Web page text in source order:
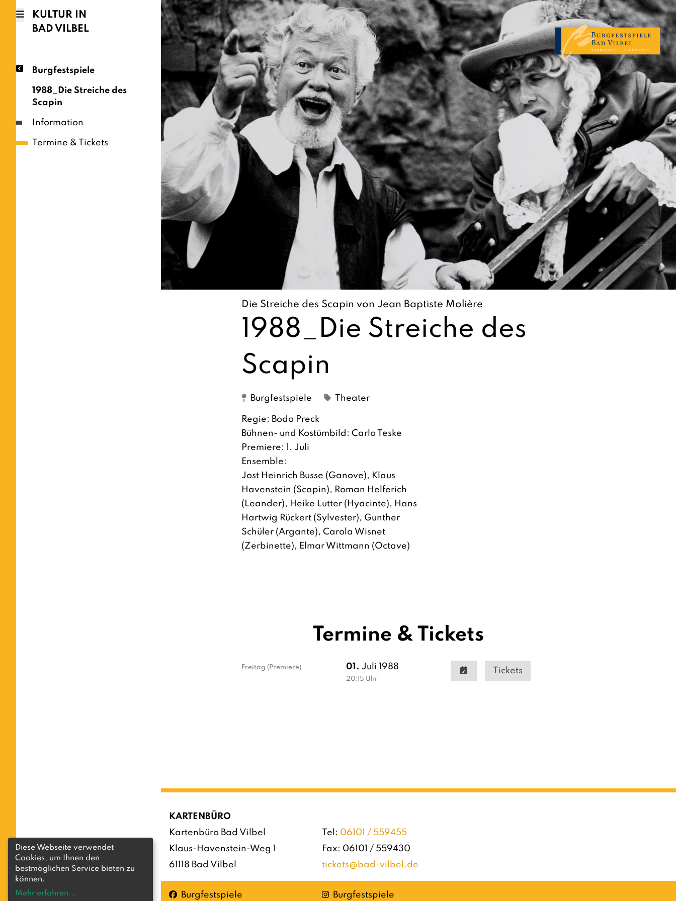
KULTUR IN
BAD VILBEL
Burgfestspiele
1988_Die Streiche des
Scapin
Information
Termine & Tickets
Die Streiche des Scapin von Jean Baptiste Molière
1988_Die Streiche des
Scapin
Burgfestspiele Theater
Regie: Bodo Preck
Bühnen- und Kostümbild: Carlo Teske
Premiere: 1. Juli
Ensemble:
Jost Heinrich Busse (Ganove), Klaus
Havenstein (Scapin), Roman Helferich
(Leander), Heike Lutter (Hyacinte), Hans
Hartwig Rückert (Sylvester), Gunther
Schüler (Argante), Carola Wisnet
(Zerbinette), Elmar Wittmann (Octave)
Termine & Tickets
Freitag (Premiere) 01. Juli 1988
20:15 Uhr
Tickets
KARTENBÜRO
Kartenbüro Bad Vilbel
Klaus-Havenstein-Weg 1
61118 Bad Vilbel
Tel: 06101 / 559455
Fax: 06101 / 559430
tickets@bad-vilbel.de
Facebook
Burgfestspiele Instagram
Burgfestspiele
Diese Webseite verwendet
Cookies, um Ihnen den
bestmöglichen Service bieten zu
können.
Mehr erfahren...